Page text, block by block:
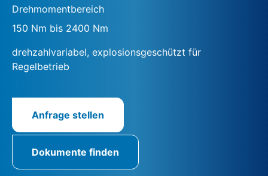
Drehmomentbereich
150 Nm bis 2400 Nm
drehzahlvariabel, explosionsgeschützt für
Regelbetrieb
Anfrage stellen
Dokumente finden